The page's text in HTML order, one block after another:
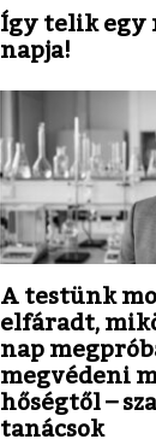
Így telik egy
napja!
A testünk
elfáradt,
nap
megvédeni
hőségtől –
tanácsok